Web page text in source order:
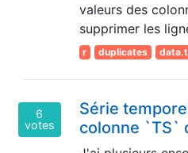
valeurs des
supprimer les
r duplicates
6
votes
Série
colonne `TS`